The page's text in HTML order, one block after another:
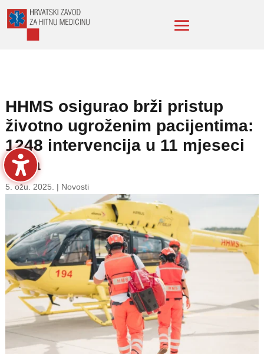
HHMS osigurao brži pristup
životno ugroženim pacijentima:
1248 intervencija u 11 mjeseci
rada
5. ožu. 2025. | Novosti